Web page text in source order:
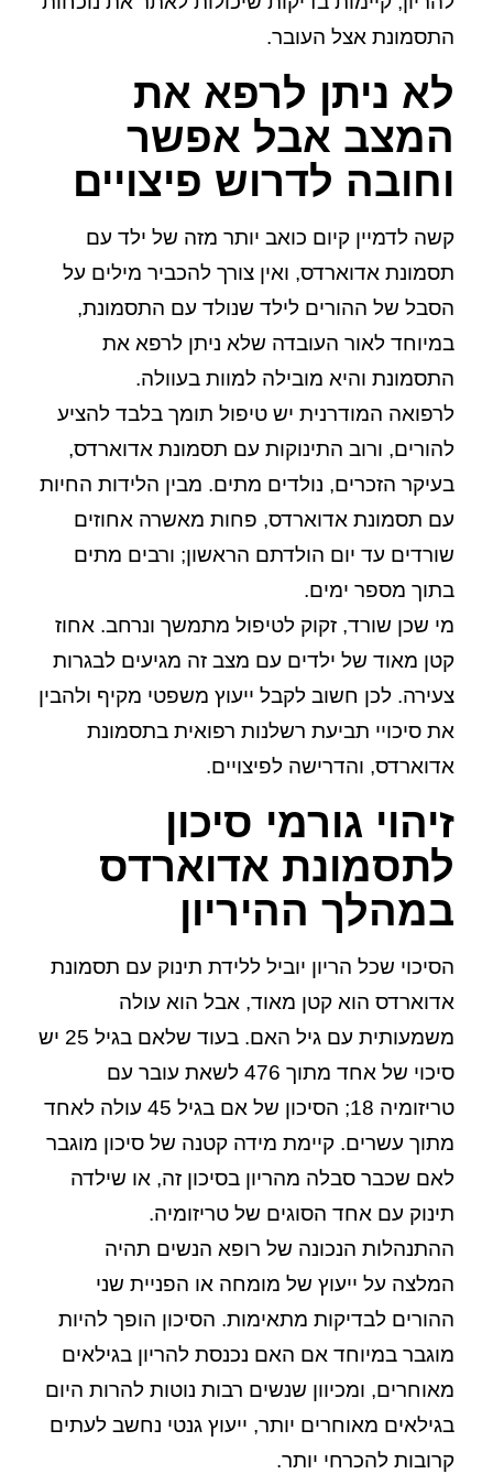
התסמונת אצל העובר.
לא ניתן לרפא את
המצב אבל אפשר
וחובה לדרוש פיצויים
קשה לדמיין קיום כואב יותר מזה של ילד עם
תסמונת אדוארדס, ואין צורך להכביר מילים על
הסבל של ההורים לילד שנולד עם התסמונת,
במיוחד לאור העובדה שלא ניתן לרפא את
התסמונת והיא מובילה למוות בעוולה.
לרפואה המודרנית יש טיפול תומך בלבד להציע
להורים, ורוב התינוקות עם תסמונת אדוארדס,
בעיקר הזכרים, נולדים מתים. מבין הלידות החיות
עם תסמונת אדוארדס, פחות מאשרה אחוזים
שורדים עד יום הולדתם הראשון; ורבים מתים
בתוך מספר ימים.
מי שכן שורד, זקוק לטיפול מתמשך ונרחב. אחוז
קטן מאוד של ילדים עם מצב זה מגיעים לבגרות
צעירה. לכן חשוב לקבל ייעוץ משפטי מקיף ולהבין
את סיכויי תביעת רשלנות רפואית בתסמונת
אדוארדס, והדרישה לפיצויים.
זיהוי גורמי סיכון
לתסמונת אדוארדס
במהלך ההיריון
הסיכוי שכל הריון יוביל ללידת תינוק עם תסמונת
אדוארדס הוא קטן מאוד, אבל הוא עולה
משמעותית עם גיל האם. בעוד שלאם בגיל 25 יש
סיכוי של אחד מתוך 476 לשאת עובר עם
טריזומיה 18; הסיכון של אם בגיל 45 עולה לאחד
מתוך עשרים. קיימת מידה קטנה של סיכון מוגבר
לאם שכבר סבלה מהריון בסיכון זה, או שילדה
תינוק עם אחד הסוגים של טריזומיה.
ההתנהלות הנכונה של רופא הנשים תהיה
המלצה על ייעוץ של מומחה או הפניית שני
ההורים לבדיקות מתאימות. הסיכון הופך להיות
מוגבר במיוחד אם האם נכנסת להריון בגילאים
מאוחרים, ומכיוון שנשים רבות נוטות להרות היום
בגילאים מאוחרים יותר, ייעוץ גנטי נחשב לעתים
קרובות להכרחי יותר.